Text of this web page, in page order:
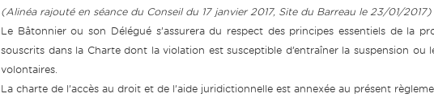
(Alinéa rajouté en séance du Conseil du 17 janvier 2017, Site du Barreau le 23/01/2017)
Le Bâtonnier ou son Délégué s’assurera du respect des principes essentiels de la
souscrits dans la Charte dont la violation est susceptible d’entraîner la suspension
volontaires.
La charte de l’accès au droit et de l’aide juridictionnelle est annexée au présent